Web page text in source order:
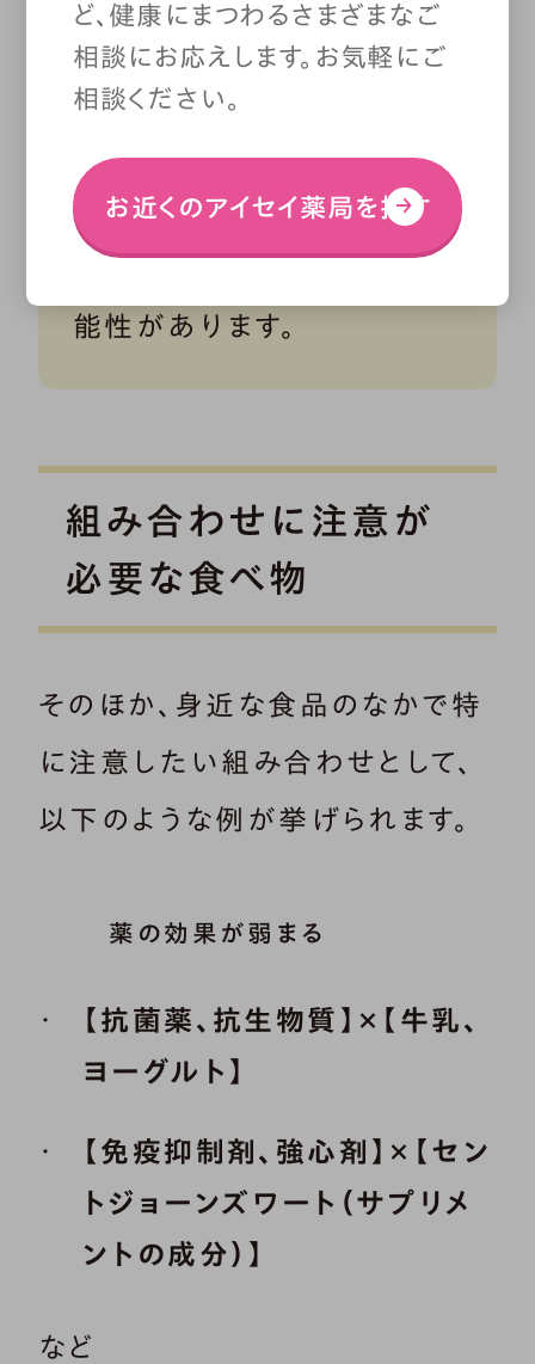
の効き目が弱まることがわ
かっています。ほかにも、ほう
れん草やブロッコリーも、た
くさん摂取するとワルファリ
能性があります。
組み合わせに注意が
必要な食べ物
そのほか、身近な食品のなかで特
に注意したい組み合わせとして、
以下のような例が挙げられます。
薬の効果が弱まる
【抗菌薬、抗生物質】×【牛乳、
ヨーグルト】
【免疫抑制剤、強心剤】×【セン
トジョーンズワート（サプリメ
ントの成分）】
など
ど、健康にまつわるさまざまなご
相談にお応えします。お気軽にご
相談ください。
お近くのアイセイ薬局を探す